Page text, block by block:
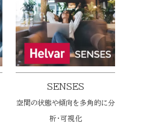
SENSES
空間の状態や傾向を多角的に分
析・可視化